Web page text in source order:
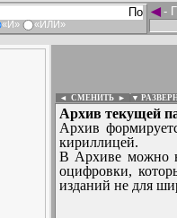
«И» «ИЛИ»
◄-
◄ СМЕНИТЬ ► ▼
Архив текущей
Архив
кириллицей.
В Архиве можно
оцифровки,
изданий не для